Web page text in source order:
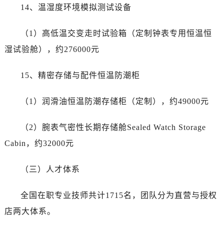
14、温湿度环境模拟测试设备
（1）高低温交变走时试验箱（定制钟表专用恒温恒
湿试验舱），约276000元
15、精密存储与配件恒温防潮柜
（1）润滑油恒温防潮存储柜（定制），约49000元
（2）腕表气密性长期存储舱Sealed Watch Storage
Cabin，约32000元
（三）人才体系
全国在职专业技师共计1715名，团队分为直营与授权
店两大体系。